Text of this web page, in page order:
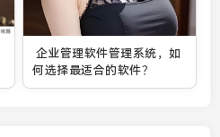
企业管理软件管理系统，如
何选择最适合的软件？